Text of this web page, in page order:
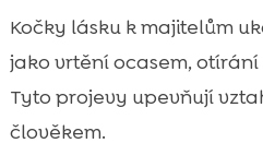
Kočky lásku k majitelům
jako vrtění ocasem,
Tyto projevy upevňují
člověkem.